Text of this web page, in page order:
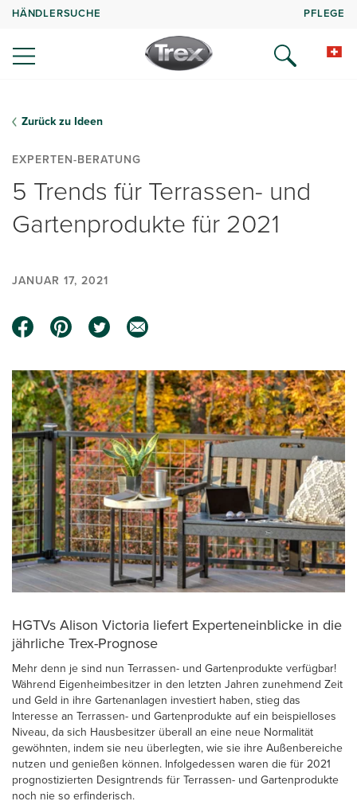
HÄNDLERSUCHE PFLEGE
Zurück zu Ideen
EXPERTEN-BERATUNG
5 Trends für Terrassen- und
Gartenprodukte für 2021
JANUAR 17, 2021
HGTVs Alison Victoria liefert Experteneinblicke in die
jährliche Trex-Prognose
Mehr denn je sind nun Terrassen- und Gartenprodukte verfügbar!
Während Eigenheimbesitzer in den letzten Jahren zunehmend Zeit
und Geld in ihre Gartenanlagen investiert haben, stieg das
Interesse an Terrassen- und Gartenprodukte auf ein beispielloses
Niveau, da sich Hausbesitzer überall an eine neue Normalität
gewöhnten, indem sie neu überlegten, wie sie ihre Außenbereiche
nutzen und genießen können. Infolgedessen waren die für 2021
prognostizierten Designtrends für Terrassen- und Gartenprodukte
noch nie so erfinderisch.